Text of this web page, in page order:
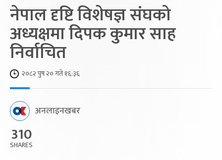
नेपाल दृष्टि विशेषज्ञ संघको
अध्यक्षमा दिपक कुमार साह
निर्वाचित
२०८२ पुष २० गते १६:३६
अनलाइनखबर
310
SHARES